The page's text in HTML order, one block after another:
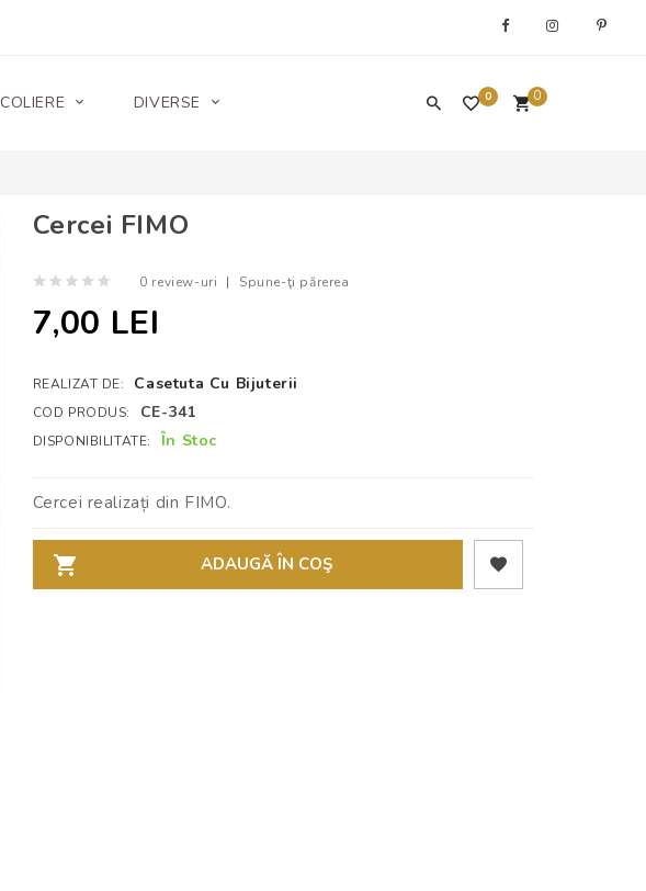
COLIERE DIVERSE 0
0
Cercei FIMO
0 review-uri | Spune-ţi părerea
7,00 LEI
REALIZAT DE: Casetuta Cu Bijuterii
COD PRODUS: CE-341
DISPONIBILITATE: În Stoc
Cercei realizați din FIMO.
ADAUGĂ ÎN COŞ